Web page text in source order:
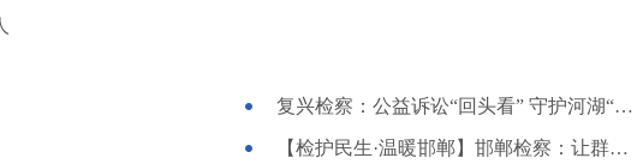
复兴检察：公益诉讼“回头看” 守护河湖“生态美”
【检护民生·温暖邯郸】邯郸检察：让群众出行更安全更舒心